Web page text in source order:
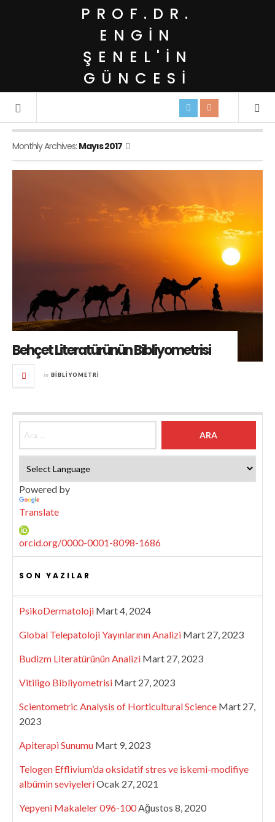
PROF.DR.
ENGIN
ŞENEL'IN
GÜNCESI
Monthly Archives: Mayıs 2017
Behçet Literatürünün Bibliyometrisi
in BIBLIYOMETRI
Powered by
Translate
orcid.org/0000-0001-8098-1686
SON YAZILAR
PsikoDermatoloji Mart 4, 2024
Global Telepatoloji Yayınlarının Analizi Mart 27, 2023
Budizm Literatürünün Analizi Mart 27, 2023
Vitiligo Bibliyometrisi Mart 27, 2023
Scientometric Analysis of Horticultural Science Mart 27,
2023
Apiterapi Sunumu Mart 9, 2023
Telogen Efflivium’da oksidatif stres ve iskemi-modifiye
albümin seviyeleriOcak 27, 2021
Yepyeni Makaleler 096-100 Ağustos 8, 2020